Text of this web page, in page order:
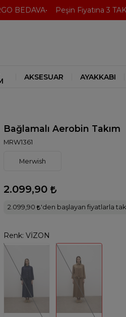
Peşin Fiyatına 3
AKSESUAR AYAKKABI
Bağlamalı Aerobin Takım
MRW1361
Merwish
2.099,90
2.099,90 'den başlayan fiyatlarla
Renk: VİZON